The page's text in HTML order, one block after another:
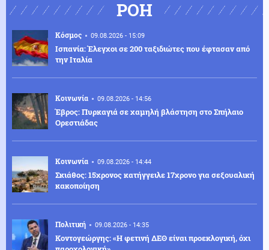
ΡΟΗ
Κόσμος 09.08.2026 - 15:09
Ισπανία: Έλεγχοι σε 200 ταξιδιώτες που έφτασαν από
την Ιταλία
Κοινωνία 09.08.2026 - 14:56
Έβρος: Πυρκαγιά σε χαμηλή βλάστηση στο Σπήλαιο
Ορεστιάδας
Κοινωνία 09.08.2026 - 14:44
Σκιάθος: 15χρονος κατήγγειλε 17χρονο για σεξουαλική
κακοποίηση
Πολιτική 09.08.2026 - 14:35
Κοντογεώργης: «Η φετινή ΔΕΘ είναι προεκλογική, όχι